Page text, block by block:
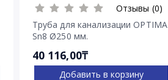
Отзывы (0)
Труба для канализации OPTIMA
Sn8 Ø250 мм.
40 116,00₸
Добавить в корзину